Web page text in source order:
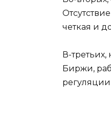
четкая и
В-
Биржи,
регуляции